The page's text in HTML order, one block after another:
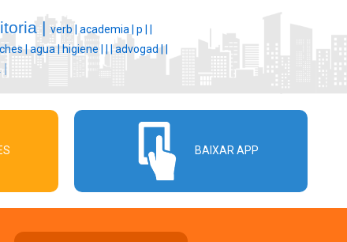
| verb | academia | p |
|agua | higiene | advogad |
BAIXAR APP